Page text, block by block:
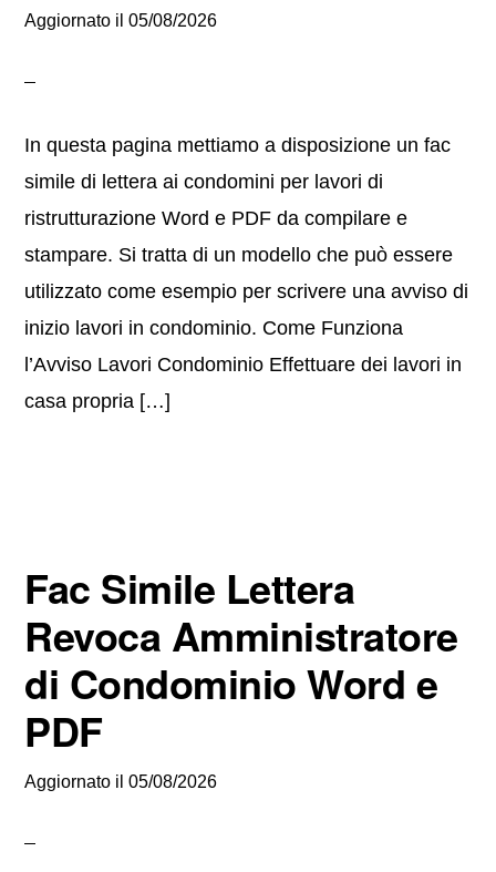
Aggiornato il05/08/2026
In questa pagina mettiamo a disposizione un fac
simile di lettera ai condomini per lavori di
ristrutturazione Word e PDF da compilare e
stampare. Si tratta di un modello che può essere
utilizzato come esempio per scrivere una avviso di
inizio lavori in condominio. Come Funziona
l’Avviso Lavori Condominio Effettuare dei lavori in
casa propria […]
Fac Simile Lettera
Revoca Amministratore
di Condominio Word e
PDF
Aggiornato il05/08/2026